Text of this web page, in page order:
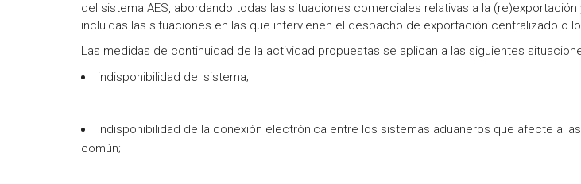
del sistema AES, abordando todas las situaciones comerciales relativas a la
incluidas las situaciones en las que intervienen el despacho de exportación centralizado o
Las medidas de continuidad de la actividad propuestas se aplican a las siguientes
indisponibilidad del sistema;
Indisponibilidad de la conexión electrónica entre los sistemas aduaneros que afecte a
común;